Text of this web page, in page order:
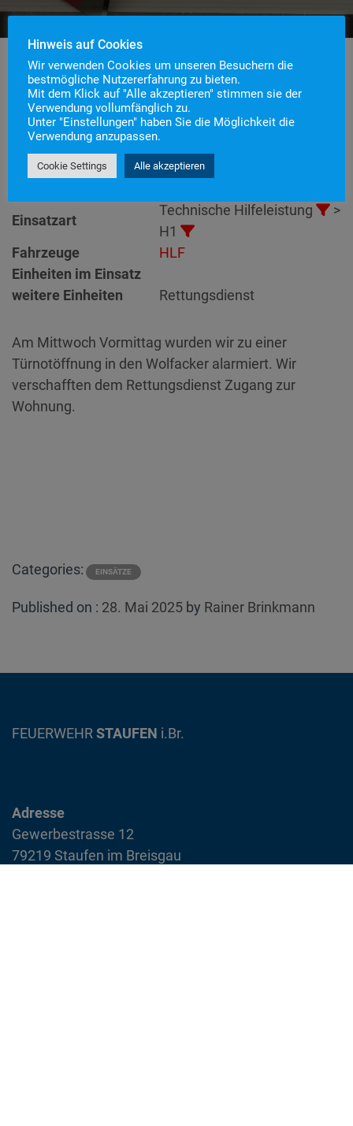
Einsatznummer
27
Einsatzstichwort
H1 – Türnotöffnung
Einsatzort
Alarmierungszeitpunkt28. Mai 2025 9:48
Einsatzart
Technische Hilfeleistung
>
H1
Fahrzeuge
HLF
Einheiten im Einsatz
weitere Einheiten
Rettungsdienst
Am Mittwoch Vormittag wurden wir zu einer
Türnotöffnung in den Wolfacker alarmiert. Wir
verschafften dem Rettungsdienst Zugang zur
Wohnung.
Categories: EINSÄTZE
Published on : Posted
28. Mai 2025 by Rainer Brinkmann
FEUERWEHRSTAUFEN i.Br.
Adresse
Gewerbestrasse 12
79219 Staufen im Breisgau
Hinweis auf Cookies
Wir verwenden Cookies um unseren Besuchern die
bestmögliche Nutzererfahrung zu bieten.
Mit dem Klick auf "Alle akzeptieren" stimmen sie der
Verwendung vollumfänglich zu.
Unter "Einstellungen" haben Sie die Möglichkeit die
Verwendung anzupassen.
Cookie Settings Alle akzeptieren